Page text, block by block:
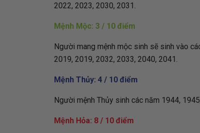
2022, 2023, 2030, 2031.
Mệnh Mộc: 3 / 10 điểm
Người mang mệnh mộc sinh sẽ sinh vào
2019, 2019, 2032, 2033, 2040, 2041.
Mệnh Thủy: 4 / 10 điểm
Người mệnh Thủy sinh các năm 1944,
Mệnh Hỏa: 8 / 10 điểm